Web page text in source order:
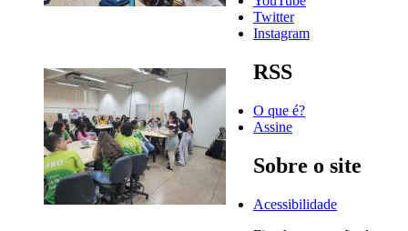
Twitter
Instagram
RSS
O que é?
Assine
Sobre o site
Acessibilidade